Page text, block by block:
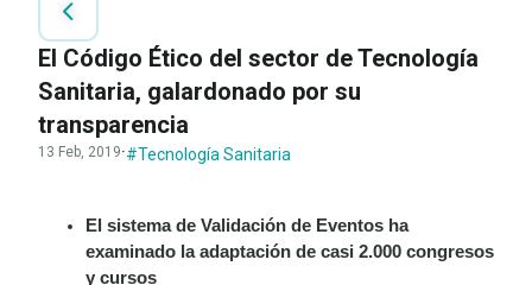
El Código Ético del sector de Tecnología
Sanitaria, galardonado por su
transparencia
13 Feb, 2019·#Tecnología Sanitaria
El sistema de Validación de Eventos ha
examinado la adaptación de casi 2.000 congresos
y cursos